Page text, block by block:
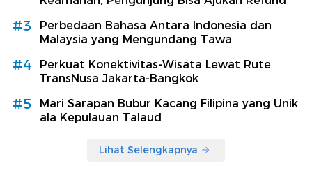
#3
Perbedaan Bahasa Antara Indonesia dan
Malaysia yang Mengundang Tawa
#4
Perkuat Konektivitas-Wisata Lewat Rute
TransNusa Jakarta-Bangkok
#5
Mari Sarapan Bubur Kacang Filipina yang Unik
ala Kepulauan Talaud
Lihat Selengkapnya